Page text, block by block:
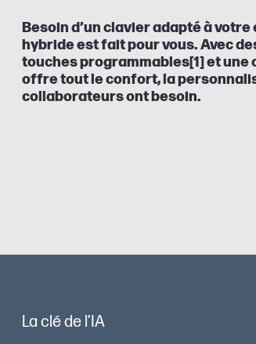
Besoin d’un clavier adapté à
hybride est fait pour vous. Avec
touches programmables[1] et
offre tout le confort, la
collaborateurs ont besoin.
La clé de l’IA